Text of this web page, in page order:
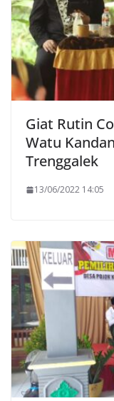
Giat Rutin
Watu
Trenggalek
13/06/2022 14:05